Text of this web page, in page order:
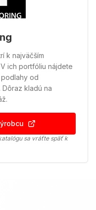
k najväčším
ich portfóliu nájdete
od
kladú na
sa vráťte späť k